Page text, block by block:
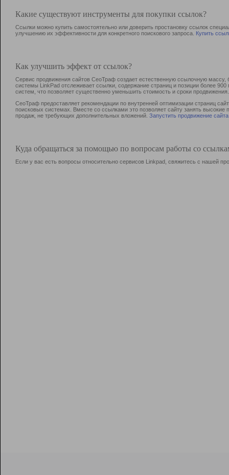
Какие существуют инструменты для покупки ссылок?
Ссылки можно купить самостоятельно или доверить простановку ссылок
улучшению их эффективности для конкретного поискового запроса. Купить
Как улучшить эффект от ссылок?
Сервис продвижения сайтов СеоТраф создает естественную ссылочную
системы LinkPad отслеживает ссылки, содержание страниц и позиции более
систем, что позволяет существенно уменьшить стоимость и сроки продвижения.
СеоТраф предоставляет рекомендации по внутренней оптимизации страниц
поисковых системах. Вместе со ссылками это позволяет сайту занять
продаж, не требующих дополнительных вложений. Запустить продвижение сайта
Куда обращаться за помощью по вопросам работы со
Если у вас есть вопросы относительно сервисов Linkpad, свяжитесь с нашей